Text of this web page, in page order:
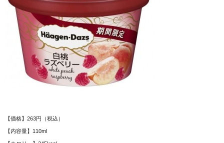
【価格】263円（税込）
【内容量】110ml